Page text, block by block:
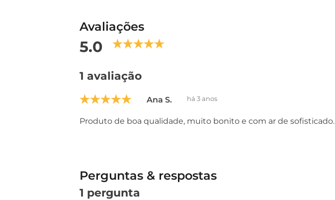
Avaliações
5.0
1 avaliação
Ana S. há 3 anos
Produto de boa qualidade, muito bonito e com ar de sofisticado.
Perguntas & respostas
1 pergunta